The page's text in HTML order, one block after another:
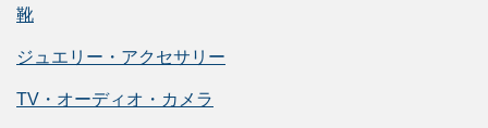
靴
ジュエリー・アクセサリー
TV・オーディオ・カメラ